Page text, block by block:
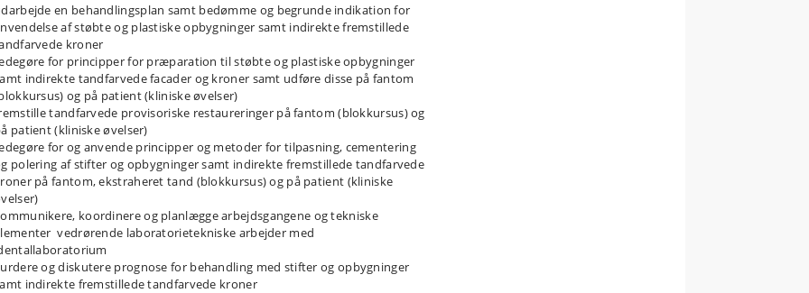
en behandlingsplan samt bedømme og begrunde indikation for
af støbte og plastiske opbygninger samt indirekte fremstillede
kroner
for principper for præparation til støbte og plastiske opbygninger
indirekte tandfarvede facader og kroner samt udføre disse på fantom
og på patient (kliniske øvelser)
tandfarvede provisoriske restaureringer på fantom (blokkursus) og
patient (kliniske øvelser)
for og anvende principper og metoder for tilpasning, cementering
polering af stifter og opbygninger samt indirekte fremstillede tandfarvede
på fantom, ekstraheret tand (blokkursus) og på patient (kliniske
koordinere og planlægge arbejdsgangene og tekniske
vedrørende laboratorietekniske arbejder med
og diskutere prognose for behandling med stifter og opbygninger
indirekte fremstillede tandfarvede kroner